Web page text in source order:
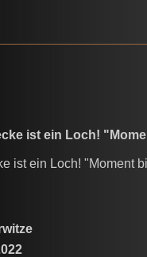
ist ein Loch!
ist ein Loch! "Moment